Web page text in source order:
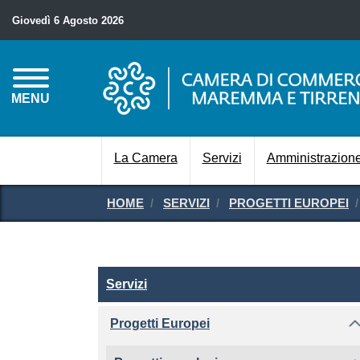
Giovedì 6 Agosto 2026
MENU
La Camera Servizi
HOME SERVIZI PROGETTI EUROPEI
Servizi
Servizi
Progetti Europei